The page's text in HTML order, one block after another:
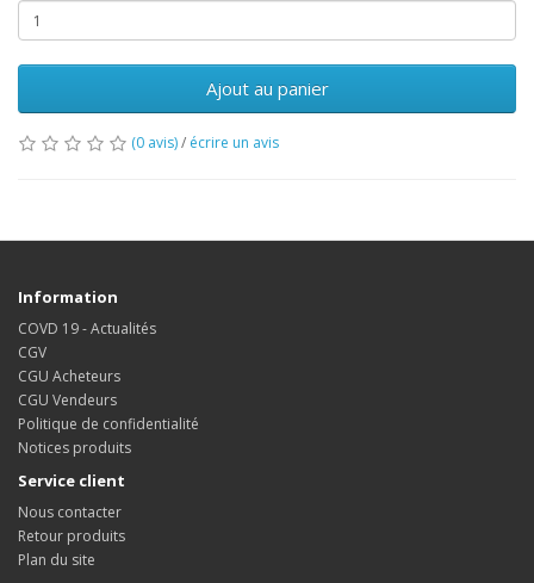
Ajout au panier
(0 avis)/ écrire un avis
Information
COVD 19 - Actualités
CGV
CGU Acheteurs
CGU Vendeurs
Politique de confidentialité
Notices produits
Service client
Nous contacter
Retour produits
Plan du site